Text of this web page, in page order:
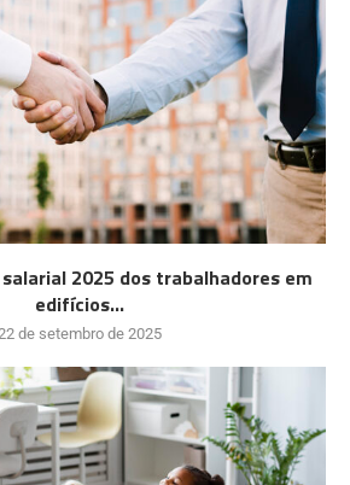
2025 dos trabalhadores em
edifícios...
de setembro de 2025